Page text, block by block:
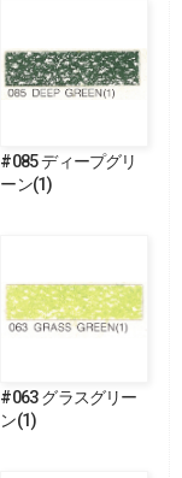
#085 ディープグリ
ーン(1)
#063 グラスグリー
ン(1)